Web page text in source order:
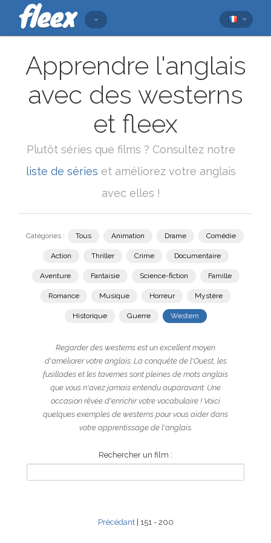
Apprendre l'anglais
avec des westerns
et fleex
Plutôt séries que films ? Consultez notre
liste de séries et améliorez votre anglais
avec elles !
Catégories : Tous Animation Drame Comédie
Action Thriller Crime Documentaire
Aventure Fantaisie Science-fiction Famille
Romance Musique Horreur Mystère
Historique Guerre Western
Regarder des westerns est un excellent moyen
d'améliorer votre anglais. La conquête de l'Ouest, les
fusillades et les tavernes sont pleines de mots anglais
que vous n'avez jamais entendu auparavant. Une
occasion rêvée d'enrichir votre vocabulaire ! Voici
quelques exemples de westerns pour vous aider dans
votre apprentissage de l'anglais.
Rechercher un film :
Précédant| 151 - 200